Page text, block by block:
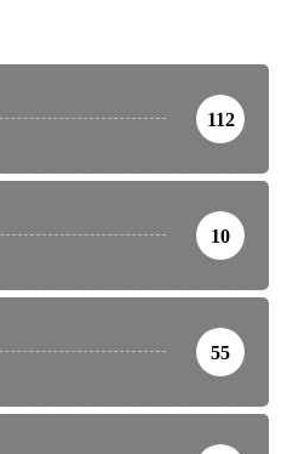
112
10
55